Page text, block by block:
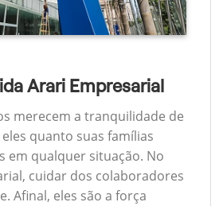
Arari Empresarial
merecem a tranquilidade de
quanto suas famílias
em qualquer situação. No
cuidar dos colaboradores
Afinal, eles são a força